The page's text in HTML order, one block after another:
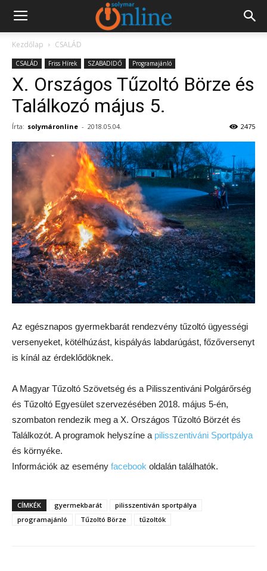
Kezdőlap CSALÁD
CSALÁD Friss Hírek SZABADIDŐ Programajánló
X. Országos Tűzoltó Börze és
Találkozó május 5.
Írta: solymáronline - 2018.05.04. 2475
Az egésznapos gyermekbarát rendezvény tűzoltó ügyességi
versenyeket, kötélhúzást, kispályás labdarúgást, főzőversenyt
is kínál az érdeklődöknek.
A Magyar Tűzoltó Szövetség és a Pilisszentiváni Polgárőrség
és Tűzoltó Egyesület szervezésében 2018. május 5-én,
szombaton rendezik meg a X. Országos Tűzoltó Börzét és
Találkozót. A programok helyszíne a pilisszentiváni Sportpálya
és környéke.
Információk az esemény facebook oldalán találhatók.
CÍMKÉK gyermekbarát
pilisszentiván sportpálya
programajánló
Tűzoltó Börze tűzoltók